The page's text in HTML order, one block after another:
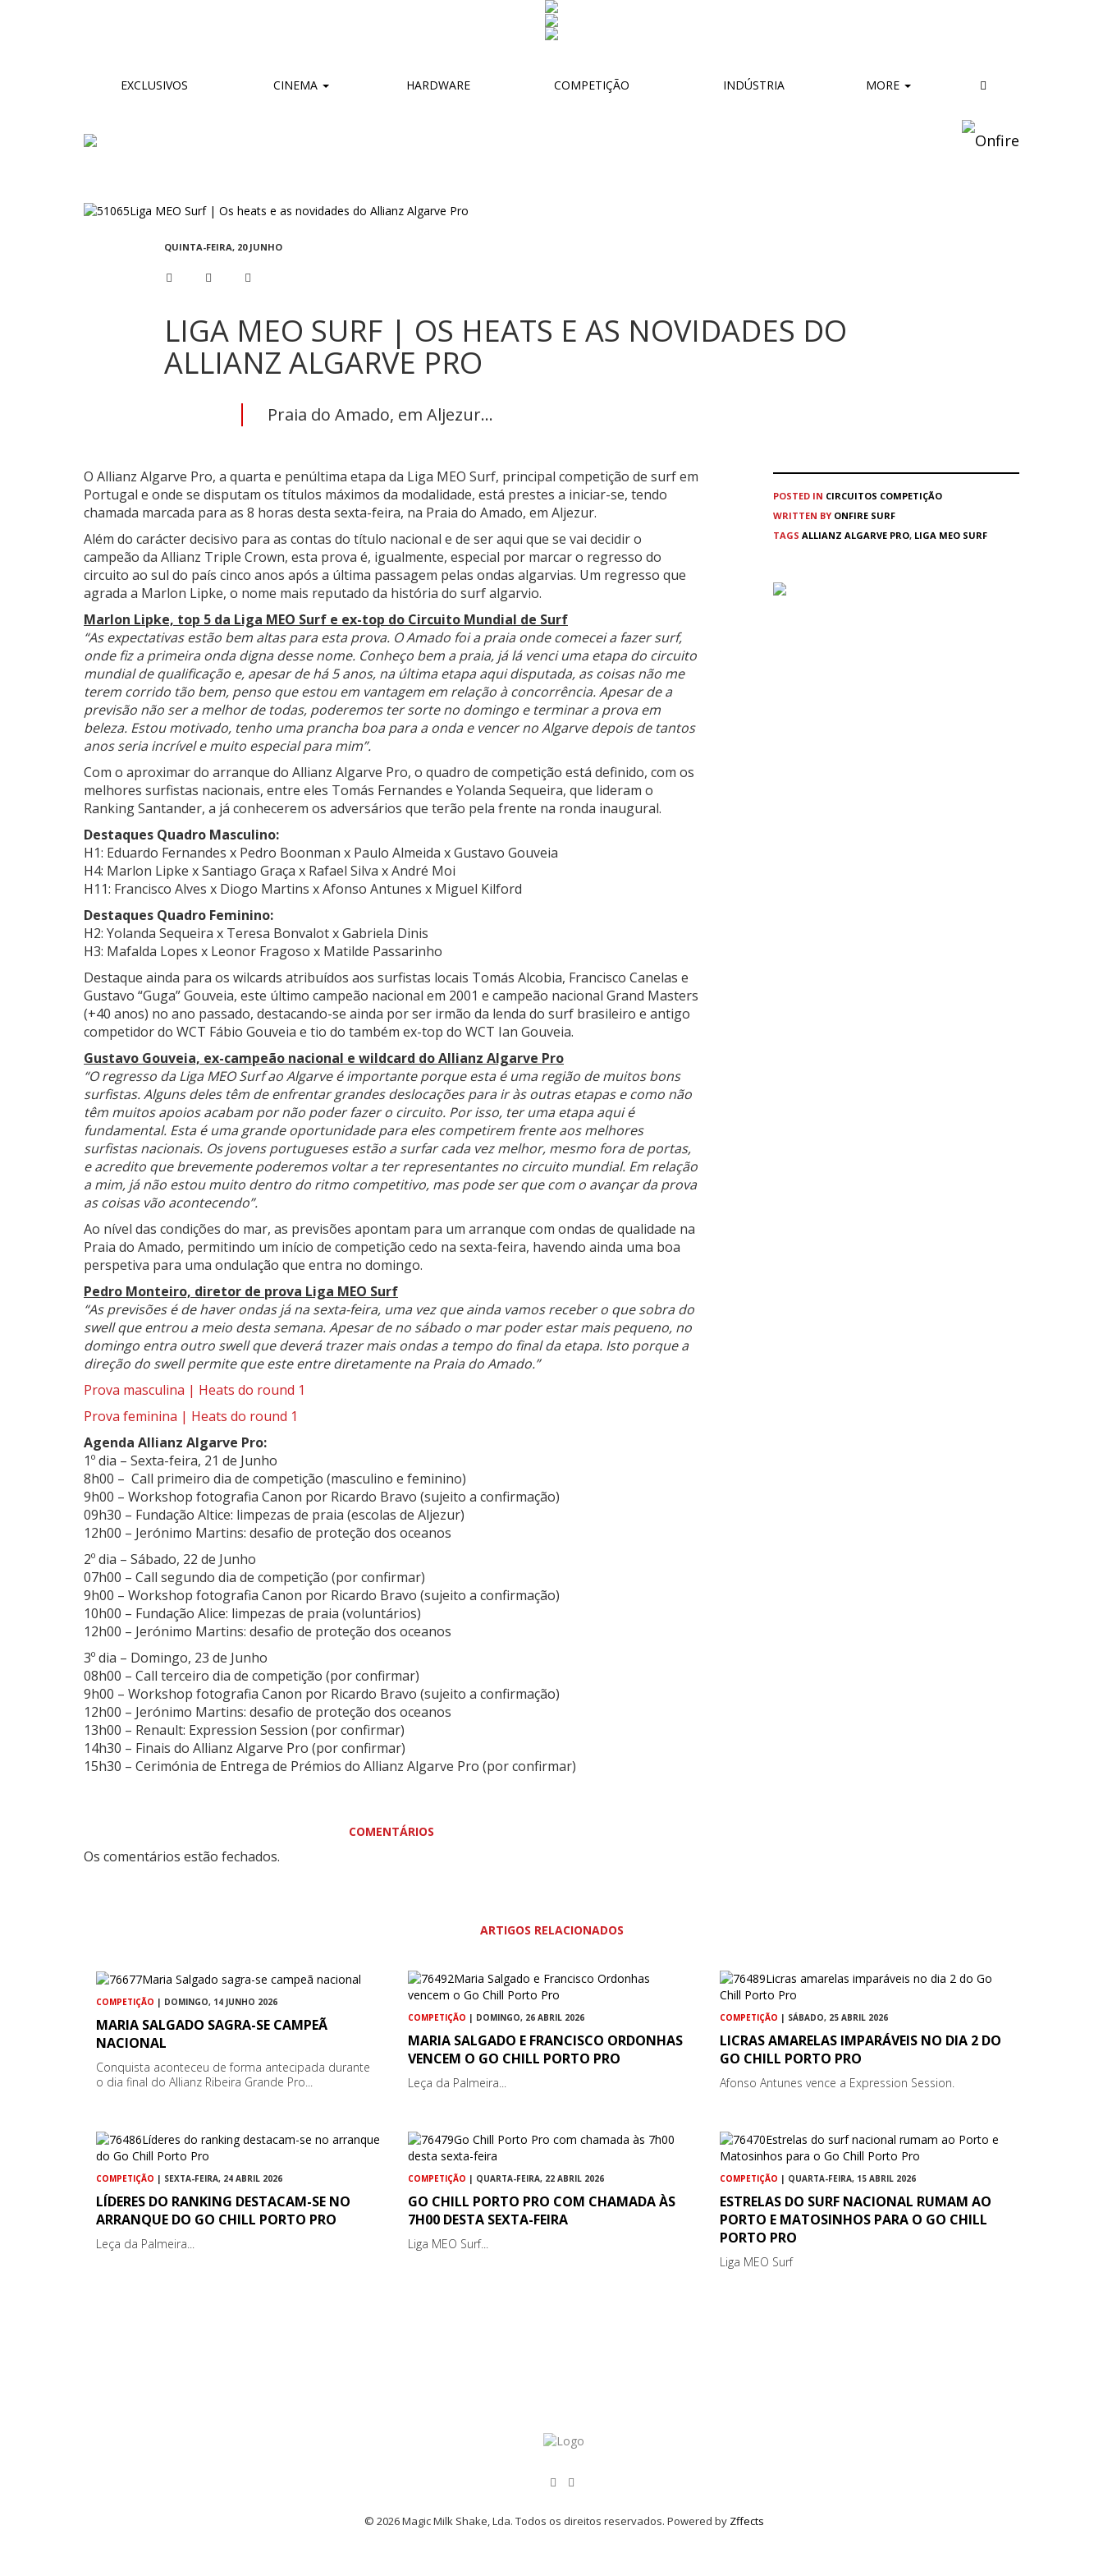
EXCLUSIVOS CINEMA HARDWARE COMPETIÇÃO INDÚSTRIA MORE
QUINTA-FEIRA, 20 JUNHO
LIGA MEO SURF | OS HEATS E AS NOVIDADES DO
ALLIANZ ALGARVE PRO
Praia do Amado, em Aljezur...
O Allianz Algarve Pro, a quarta e penúltima etapa da Liga MEO Surf, principal competição de surf em
Portugal e onde se disputam os títulos máximos da modalidade, está prestes a iniciar-se, tendo
chamada marcada para as 8 horas desta sexta-feira, na Praia do Amado, em Aljezur.
Além do carácter decisivo para as contas do título nacional e de ser aqui que se vai decidir o
campeão da Allianz Triple Crown, esta prova é, igualmente, especial por marcar o regresso do
circuito ao sul do país cinco anos após a última passagem pelas ondas algarvias. Um regresso que
agrada a Marlon Lipke, o nome mais reputado da história do surf algarvio.
Marlon Lipke, top 5 da Liga MEO Surf e ex-top do Circuito Mundial de Surf
“As expectativas estão bem altas para esta prova. O Amado foi a praia onde comecei a fazer surf,
onde fiz a primeira onda digna desse nome. Conheço bem a praia, já lá venci uma etapa do circuito
mundial de qualificação e, apesar de há 5 anos, na última etapa aqui disputada, as coisas não me
terem corrido tão bem, penso que estou em vantagem em relação à concorrência. Apesar de a
previsão não ser a melhor de todas, poderemos ter sorte no domingo e terminar a prova em
beleza. Estou motivado, tenho uma prancha boa para a onda e vencer no Algarve depois de tantos
anos seria incrível e muito especial para mim”.
Com o aproximar do arranque do Allianz Algarve Pro, o quadro de competição está definido, com os
melhores surfistas nacionais, entre eles Tomás Fernandes e Yolanda Sequeira, que lideram o
Ranking Santander, a já conhecerem os adversários que terão pela frente na ronda inaugural.
Destaques Quadro Masculino:
H1: Eduardo Fernandes x Pedro Boonman x Paulo Almeida x Gustavo Gouveia
H4: Marlon Lipke x Santiago Graça x Rafael Silva x André Moi
H11: Francisco Alves x Diogo Martins x Afonso Antunes x Miguel Kilford
Destaques Quadro Feminino:
H2: Yolanda Sequeira x Teresa Bonvalot x Gabriela Dinis
H3: Mafalda Lopes x Leonor Fragoso x Matilde Passarinho
Destaque ainda para os wilcards atribuídos aos surfistas locais Tomás Alcobia, Francisco Canelas e
Gustavo “Guga” Gouveia, este último campeão nacional em 2001 e campeão nacional Grand Masters
(+40 anos) no ano passado, destacando-se ainda por ser irmão da lenda do surf brasileiro e antigo
competidor do WCT Fábio Gouveia e tio do também ex-top do WCT Ian Gouveia.
Gustavo Gouveia, ex-campeão nacional e wildcard do Allianz Algarve Pro
“O regresso da Liga MEO Surf ao Algarve é importante porque esta é uma região de muitos bons
surfistas. Alguns deles têm de enfrentar grandes deslocações para ir às outras etapas e como não
têm muitos apoios acabam por não poder fazer o circuito. Por isso, ter uma etapa aqui é
fundamental. Esta é uma grande oportunidade para eles competirem frente aos melhores
surfistas nacionais. Os jovens portugueses estão a surfar cada vez melhor, mesmo fora de portas,
e acredito que brevemente poderemos voltar a ter representantes no circuito mundial. Em relação
a mim, já não estou muito dentro do ritmo competitivo, mas pode ser que com o avançar da prova
as coisas vão acontecendo”.
Ao nível das condições do mar, as previsões apontam para um arranque com ondas de qualidade na
Praia do Amado, permitindo um início de competição cedo na sexta-feira, havendo ainda uma boa
perspetiva para uma ondulação que entra no domingo.
Pedro Monteiro, diretor de prova Liga MEO Surf
“As previsões é de haver ondas já na sexta-feira, uma vez que ainda vamos receber o que sobra do
swell que entrou a meio desta semana. Apesar de no sábado o mar poder estar mais pequeno, no
domingo entra outro swell que deverá trazer mais ondas a tempo do final da etapa. Isto porque a
direção do swell permite que este entre diretamente na Praia do Amado.”
Prova masculina | Heats do round 1
Prova feminina | Heats do round 1
Agenda Allianz Algarve Pro:
1º dia – Sexta-feira, 21 de Junho
8h00 – Call primeiro dia de competição (masculino e feminino)
9h00 – Workshop fotografia Canon por Ricardo Bravo (sujeito a confirmação)
09h30 – Fundação Altice: limpezas de praia (escolas de Aljezur)
12h00 – Jerónimo Martins: desafio de proteção dos oceanos
2º dia – Sábado, 22 de Junho
07h00 – Call segundo dia de competição (por confirmar)
9h00 – Workshop fotografia Canon por Ricardo Bravo (sujeito a confirmação)
10h00 – Fundação Alice: limpezas de praia (voluntários)
12h00 – Jerónimo Martins: desafio de proteção dos oceanos
3º dia – Domingo, 23 de Junho
08h00 – Call terceiro dia de competição (por confirmar)
9h00 – Workshop fotografia Canon por Ricardo Bravo (sujeito a confirmação)
12h00 – Jerónimo Martins: desafio de proteção dos oceanos
13h00 – Renault: Expression Session (por confirmar)
14h30 – Finais do Allianz Algarve Pro (por confirmar)
15h30 – Cerimónia de Entrega de Prémios do Allianz Algarve Pro (por confirmar)
COMENTÁRIOS
Os comentários estão fechados.
POSTED IN CIRCUITOS COMPETIÇÃO
WRITTEN BY ONFIRE SURF
TAGS ALLIANZ ALGARVE PRO, LIGA MEO SURF
ARTIGOS RELACIONADOS
COMPETIÇÃO | DOMINGO, 14 JUNHO 2026
MARIA SALGADO SAGRA-SE CAMPEÃ
NACIONAL
Conquista aconteceu de forma antecipada durante
o dia final do Allianz Ribeira Grande Pro...
COMPETIÇÃO | DOMINGO, 26 ABRIL 2026
MARIA SALGADO E FRANCISCO ORDONHAS
VENCEM O GO CHILL PORTO PRO
Leça da Palmeira...
COMPETIÇÃO | SÁBADO, 25 ABRIL 2026
LICRAS AMARELAS IMPARÁVEIS NO DIA 2 DO
GO CHILL PORTO PRO
Afonso Antunes vence a Expression Session.
COMPETIÇÃO | SEXTA-FEIRA, 24 ABRIL 2026
LÍDERES DO RANKING DESTACAM-SE NO
ARRANQUE DO GO CHILL PORTO PRO
Leça da Palmeira...
COMPETIÇÃO | QUARTA-FEIRA, 22 ABRIL 2026
GO CHILL PORTO PRO COM CHAMADA ÀS
7H00 DESTA SEXTA-FEIRA
Liga MEO Surf...
COMPETIÇÃO | QUARTA-FEIRA, 15 ABRIL 2026
ESTRELAS DO SURF NACIONAL RUMAM AO
PORTO E MATOSINHOS PARA O GO CHILL
PORTO PRO
Liga MEO Surf
© 2026 Magic Milk Shake, Lda. Todos os direitos reservados. Powered by Zffects